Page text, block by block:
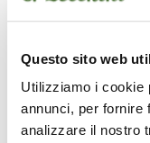
Questo sito web
Utilizziamo i cookie
annunci, per fornire
analizzare il nostro
In comparison to the
• An even shorter
• Less overtone parts
• That makes these
practicing at home.